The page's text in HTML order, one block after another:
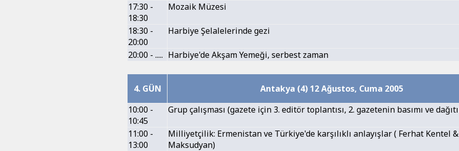
17:30 -
18:30
Mozaik Müzesi
18:30 -
20:00
Harbiye Şelalelerinde gezi
20:00 - ..... Harbiye'de Akşam Yemeği, serbest zaman
4. GÜN
Antakya (4) 12 Ağustos, Cuma 2005
10:00 -
10:45
Grup çalışması (gazete için 3. editör toplantısı, 2. gazetenin basımı ve
11:00 -
13:00
Milliyetçilik: Ermenistan ve Türkiye'de karşılıklı anlayışlar ( Ferhat Kentel
Maksudyan)